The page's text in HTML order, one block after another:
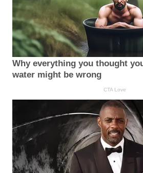
Why everything you thought
water might be wrong
CTA Love